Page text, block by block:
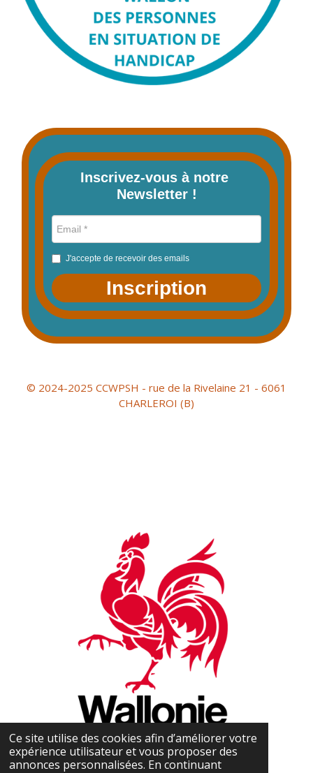
Ce site utilise des cookies afin d’améliorer votre
expérience utilisateur et vous proposer des
annonces personnalisées. En continuant
Inscrivez-vous à notre
Newsletter !
J'accepte de recevoir des emails
Inscription
© 2024-2025 CCWPSH - rue de la Rivelaine 21 - 6061
CHARLEROI (B)